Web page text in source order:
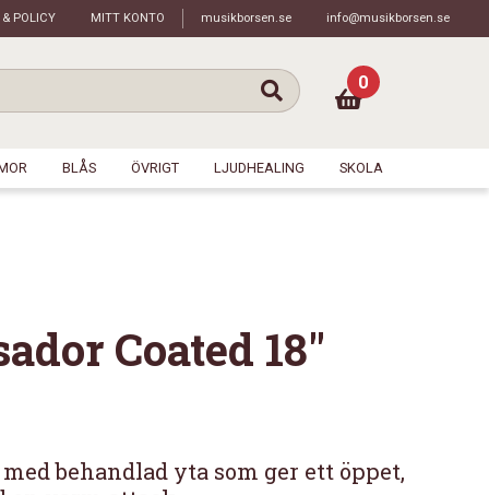
& POLICY MITT KONTO musikborsen.se info@musikborsen.se
0
BLÅS ÖVRIGT LJUDHEALING SKOLA
Coated 18″
behandlad yta som ger ett öppet,